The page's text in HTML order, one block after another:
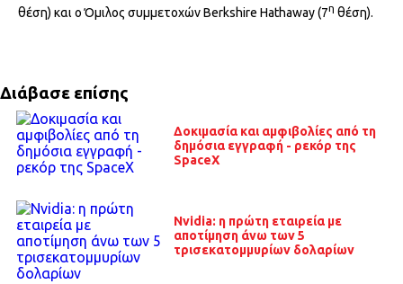
θέση) και ο Όμιλος συμμετοχών Berkshire Hathaway (7η θέση).
Διάβασε επίσης
Δοκιμασία και αμφιβολίες από τη
δημόσια εγγραφή - ρεκόρ της
SpaceX
Nvidia: η πρώτη εταιρεία με
αποτίμηση άνω των 5
τρισεκατομμυρίων δολαρίων